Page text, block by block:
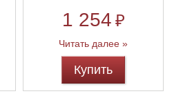
1 254 ₽
Читать далее »
Купить